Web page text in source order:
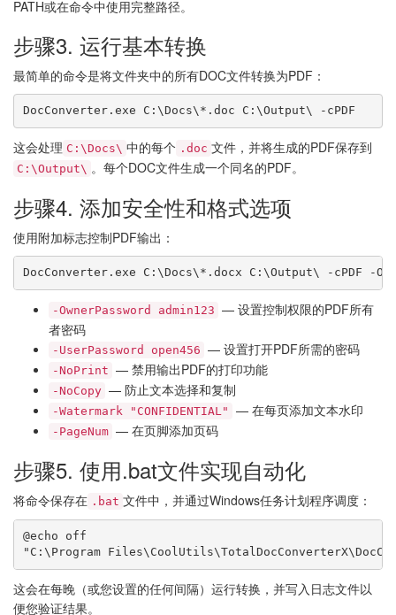
PATH或在命令中使用完整路径。
步骤3. 运行基本转换
最简单的命令是将文件夹中的所有DOC文件转换为PDF：
DocConverter.exe C:\Docs\*.doc C:\Output\ -cPDF
这会处理 C:\Docs\ 中的每个 .doc 文件，并将生成的PDF保存到
C:\Output\ 。每个DOC文件生成一个同名的PDF。
步骤4. 添加安全性和格式选项
使用附加标志控制PDF输出：
DocConverter.exe C:\Docs\*.docx C:\Output\ -cPDF -
-OwnerPassword admin123 — 设置控制权限的PDF所有
者密码
-UserPassword open456 — 设置打开PDF所需的密码
-NoPrint — 禁用输出PDF的打印功能
-NoCopy — 防止文本选择和复制
-Watermark "CONFIDENTIAL" — 在每页添加文本水印
-PageNum — 在页脚添加页码
步骤5. 使用.bat文件实现自动化
将命令保存在 .bat 文件中，并通过Windows任务计划程序调度：
@echo off
这会在每晚（或您设置的任何间隔）运行转换，并写入日志文件以
便您验证结果。